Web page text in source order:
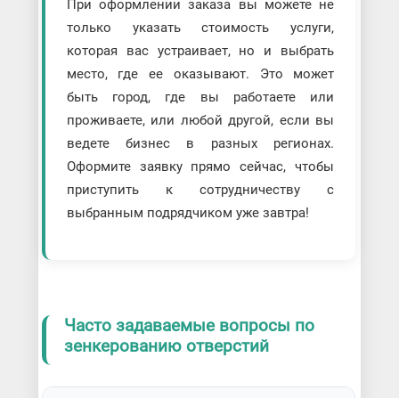
При оформлении заказа вы можете не
только указать стоимость услуги,
которая вас устраивает, но и выбрать
место, где ее оказывают. Это может
быть город, где вы работаете или
проживаете, или любой другой, если вы
ведете бизнес в разных регионах.
Оформите заявку прямо сейчас, чтобы
приступить к сотрудничеству с
выбранным подрядчиком уже завтра!
Часто задаваемые вопросы по
зенкерованию отверстий